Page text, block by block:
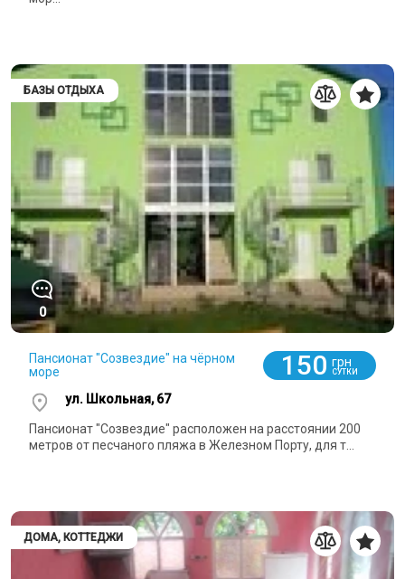
БАЗЫ ОТДЫХА
0
Пансионат "Созвездие" на чёрном
море
150 грн
СУТКИ
ул. Школьная, 67
Пансионат "Созвездие" расположен на расстоянии 200
метров от песчаного пляжа в Железном Порту, для т...
ДОМА, КОТТЕДЖИ